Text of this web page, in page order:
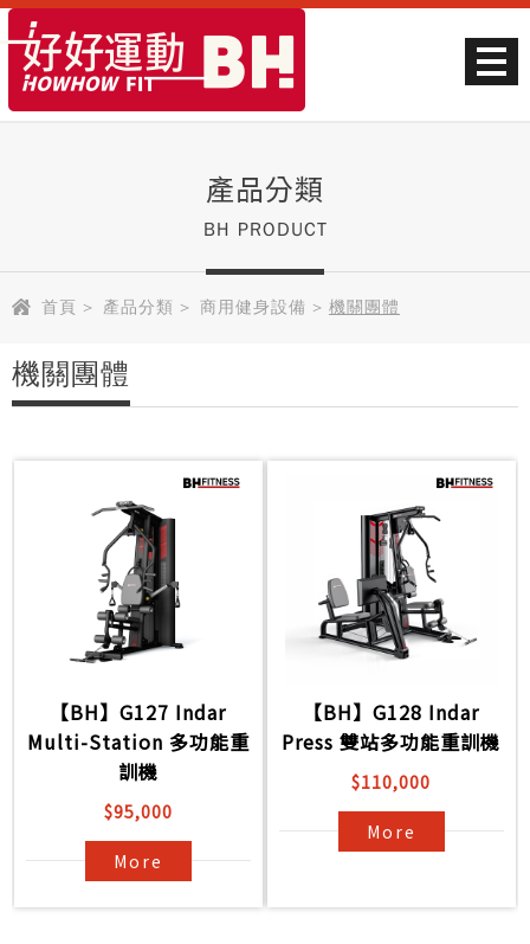
產品分類
BH PRODUCT
首頁 > 產品分類 > 商用健身設備 > 機關團體
機關團體
【BH】G127 Indar
Multi-Station 多功能重
訓機
$95,000
More
【BH】G128 Indar
Press 雙站多功能重訓機
$110,000
More